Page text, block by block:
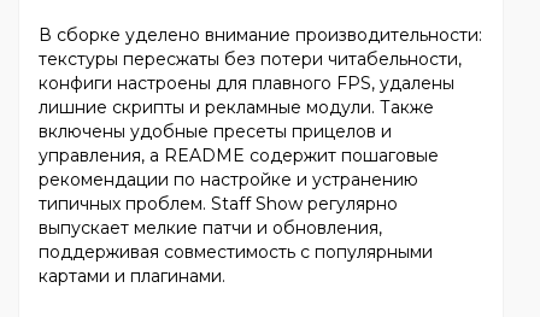
В сборке уделено внимание производительности:
текстуры пересжаты без потери читабельности,
конфиги настроены для плавного FPS, удалены
лишние скрипты и рекламные модули. Также
включены удобные пресеты прицелов и
управления, а README содержит пошаговые
рекомендации по настройке и устранению
типичных проблем. Staff Show регулярно
выпускает мелкие патчи и обновления,
поддерживая совместимость с популярными
картами и плагинами.